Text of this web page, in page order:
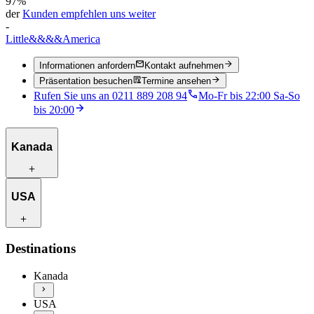
derKunden empfehlen uns weiter
-
Little&&&&America
Informationen anfordern
Kontakt aufnehmen
Präsentation besuchen
Termine ansehen
Rufen Sie uns an 0211 889 208 94
Mo-Fr bis 22:00 Sa-So
bis 20:00
Kanada
Reiserouten zur Inspiration
Kanada entdecken
Beste Reisezeit
Flüge und Zwischenstopps
Autofahren in Kanada
Praktische Informationen
Mehr Info & Inspiration
USA
Reiserouten zur Inspiration
Einzigartige Aktivitäten
USA entdecken
Beste Reisezeit
Destinations
Kanada
USA